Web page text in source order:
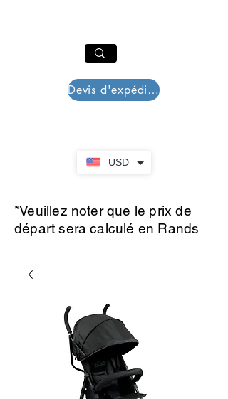
USD
Devis d'expédition
*Veuillez noter que le prix de
départ sera calculé en Rands